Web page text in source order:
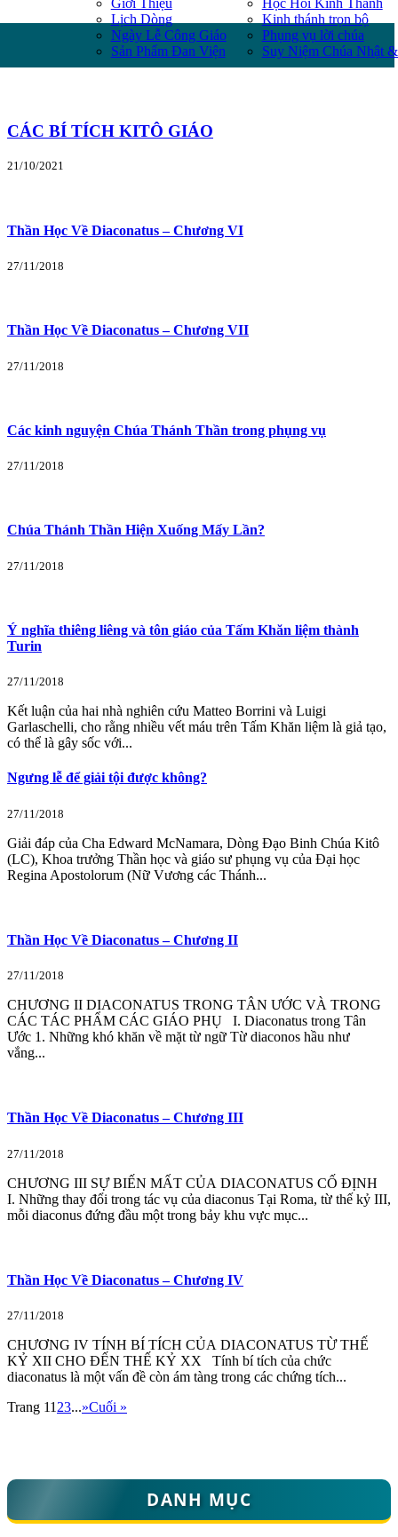
Giới Thiệu
Lịch Dòng
Ngày Lễ Công Giáo
Sản Phẩm Đan Viện
Học Hỏi Kinh Thánh
Kinh thánh trọn bộ
Phụng vụ lời chúa
Suy Niệm Chúa Nhật
CÁC BÍ TÍCH KITÔ GIÁO
21/10/2021
Thần Học Về Diaconatus – Chương VI
27/11/2018
Thần Học Về Diaconatus – Chương VII
27/11/2018
Các kinh nguyện Chúa Thánh Thần trong phụng vụ
27/11/2018
Chúa Thánh Thần Hiện Xuống Mấy Lần?
27/11/2018
Ý nghĩa thiêng liêng và tôn giáo của Tấm Khăn liệm thành
Turin
27/11/2018
Kết luận của hai nhà nghiên cứu Matteo Borrini và Luigi
Garlaschelli, cho rằng nhiều vết máu trên Tấm Khăn liệm là giả tạo,
có thể là gây sốc với...
Ngưng lễ để giải tội được không?
27/11/2018
Giải đáp của Cha Edward McNamara, Dòng Đạo Binh Chúa Kitô
(LC), Khoa trưởng Thần học và giáo sư phụng vụ của Đại học
Regina Apostolorum (Nữ Vương các Thánh...
Thần Học Về Diaconatus – Chương II
27/11/2018
CHƯƠNG II DIACONATUS TRONG TÂN ƯỚC VÀ TRONG
CÁC TÁC PHẨM CÁC GIÁO PHỤ I. Diaconatus trong Tân
Ước 1. Những khó khăn về mặt từ ngữ Từ diaconos hầu như
vắng...
Thần Học Về Diaconatus – Chương III
27/11/2018
CHƯƠNG III SỰ BIẾN MẤT CỦA DIACONATUS CỐ ĐỊNH
I. Những thay đổi trong tác vụ của diaconus Tại Roma, từ thế kỷ III,
mỗi diaconus đứng đầu một trong bảy khu vực mục...
Thần Học Về Diaconatus – Chương IV
27/11/2018
CHƯƠNG IV TÍNH BÍ TÍCH CỦA DIACONATUS TỪ THẾ
KỶ XII CHO ĐẾN THẾ KỶ XX Tính bí tích của chức
diaconatus là một vấn đề còn ám tàng trong các chứng tích...
Trang 11 23...»Cuối »
DANH MỤC